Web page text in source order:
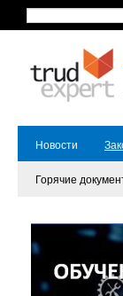
Новости
Горячие